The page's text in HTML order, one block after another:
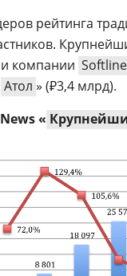
рейтинга
компании Softline
Атол » (₽3,4 млрд).
«